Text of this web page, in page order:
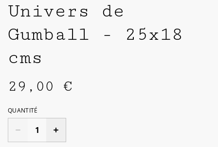
Univers de
Gumball - 25x18
cms
29,00 €
QUANTITÉ